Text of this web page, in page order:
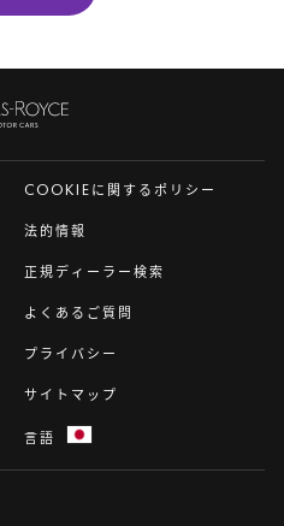
ロイ
ス
COOKIEに関するポリシー
法的情報
正規ディーラー検索
よくあるご質問
プライバシー
サイトマップ
言語